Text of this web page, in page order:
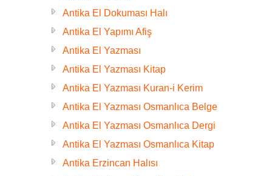
Antika El Dokuması Halı
Antika El Yapımı Afiş
Antika El Yazması
Antika El Yazması Kitap
Antika El Yazması Kuran-i Kerim
Antika El Yazması Osmanlıca Belge
Antika El Yazması Osmanlıca Dergi
Antika El Yazması Osmanlıca Kitap
Antika Erzincan Halısı